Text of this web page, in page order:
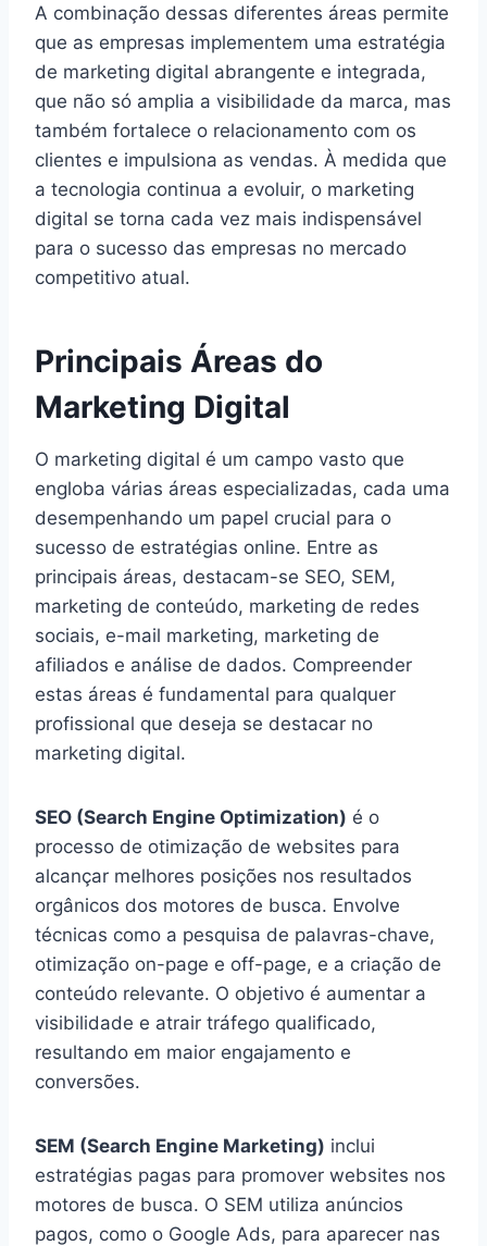
A combinação dessas diferentes áreas permite
que as empresas implementem uma estratégia
de marketing digital abrangente e integrada,
que não só amplia a visibilidade da marca, mas
também fortalece o relacionamento com os
clientes e impulsiona as vendas. À medida que
a tecnologia continua a evoluir, o marketing
digital se torna cada vez mais indispensável
para o sucesso das empresas no mercado
competitivo atual.
Principais Áreas do
Marketing Digital
O marketing digital é um campo vasto que
engloba várias áreas especializadas, cada uma
desempenhando um papel crucial para o
sucesso de estratégias online. Entre as
principais áreas, destacam-se SEO, SEM,
marketing de conteúdo, marketing de redes
sociais, e-mail marketing, marketing de
afiliados e análise de dados. Compreender
estas áreas é fundamental para qualquer
profissional que deseja se destacar no
marketing digital.
SEO (Search Engine Optimization) é o
processo de otimização de websites para
alcançar melhores posições nos resultados
orgânicos dos motores de busca. Envolve
técnicas como a pesquisa de palavras-chave,
otimização on-page e off-page, e a criação de
conteúdo relevante. O objetivo é aumentar a
visibilidade e atrair tráfego qualificado,
resultando em maior engajamento e
conversões.
SEM (Search Engine Marketing) inclui
estratégias pagas para promover websites nos
motores de busca. O SEM utiliza anúncios
pagos, como o Google Ads, para aparecer nas